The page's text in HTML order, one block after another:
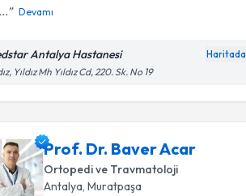
Devamı
Antalya Hastanesi
Yıldız Mh Yıldız Cd, 220. Sk. No 19
Prof. Dr. Baver Acar
Ortopedi ve Travmatoloji
Antalya, Muratpaşa